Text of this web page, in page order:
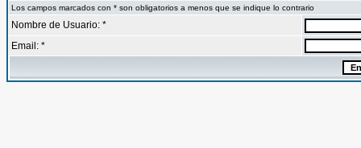
Los campos marcados con * son obligatorios a menos que se indique lo contrario
Nombre de Usuario: *
Email: *